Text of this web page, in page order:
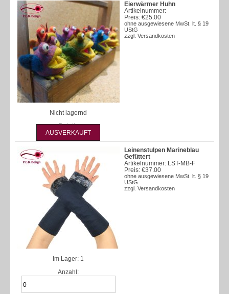
Nicht lagernd
Details
AUSVERKAUFT
Eierwärmer Huhn
Artikelnummer:
Preis: €25.00
ohne ausgewiesene MwSt. lt. § 19
UStG
zzgl. Versandkosten
Im Lager: 1
Anzahl:
Leinenstulpen Marineblau
Gefüttert
Artikelnummer: LST-MB-F
Preis: €37.00
ohne ausgewiesene MwSt. lt. § 19
UStG
zzgl. Versandkosten